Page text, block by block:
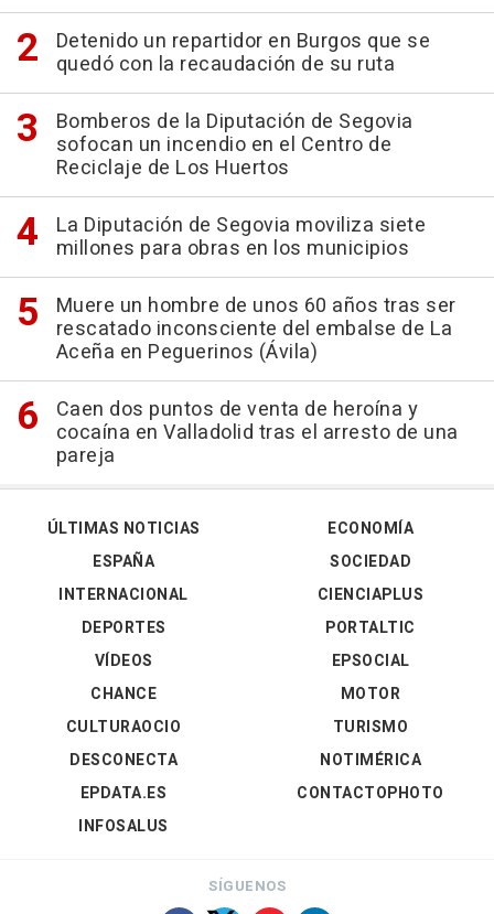
Detenido un repartidor en Burgos que se
quedó con la recaudación de su ruta
Bomberos de la Diputación de Segovia
sofocan un incendio en el Centro de
Reciclaje de Los Huertos
La Diputación de Segovia moviliza siete
millones para obras en los municipios
Muere un hombre de unos 60 años tras ser
rescatado inconsciente del embalse de La
Aceña en Peguerinos (Ávila)
Caen dos puntos de venta de heroína y
cocaína en Valladolid tras el arresto de una
pareja
ÚLTIMAS NOTICIAS
ESPAÑA
INTERNACIONAL
DEPORTES
VÍDEOS
ECONOMÍA
SOCIEDAD
CIENCIAPLUS
PORTALTIC
EPSOCIAL
CHANCE
CULTURAOCIO
DESCONECTA
EPDATA.ES
INFOSALUS
MOTOR
TURISMO
NOTIMÉRICA
CONTACTOPHOTO
SÍGUENOS